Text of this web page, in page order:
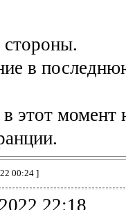
стороны.
в
этот момент
00:24 ]
22:18